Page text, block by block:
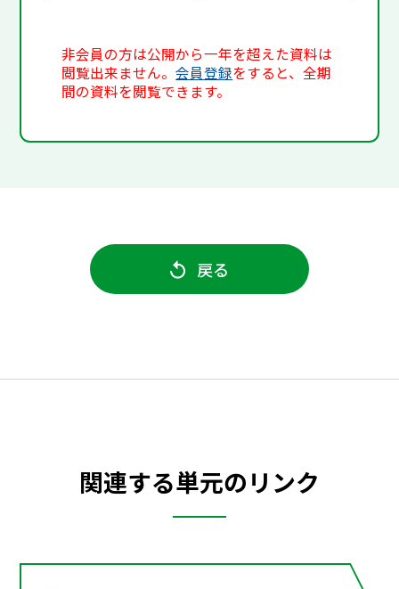
非会員の方は公開から一年を超えた資料は
閲覧出来ません。会員登録をすると、全期
間の資料を閲覧できます。
戻る
関連する単元のリンク